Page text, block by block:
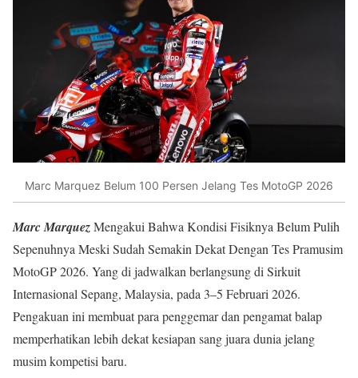
Marc Marquez Belum 100 Persen Jelang Tes MotoGP 2026
Marc MarquezMengakui Bahwa Kondisi Fisiknya Belum Pulih
Sepenuhnya Meski Sudah Semakin Dekat Dengan Tes Pramusim
MotoGP 2026. Yang di jadwalkan berlangsung di Sirkuit
Internasional Sepang, Malaysia, pada 3–5 Februari 2026.
Pengakuan ini membuat para penggemar dan pengamat balap
memperhatikan lebih dekat kesiapan sang juara dunia jelang
musim kompetisi baru.